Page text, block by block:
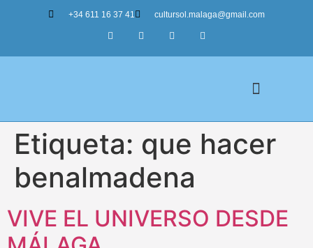
+34 611 16 37 41 cultursol.malaga@gmail.com
Etiqueta: que hacer
benalmadena
VIVE EL UNIVERSO DESDE